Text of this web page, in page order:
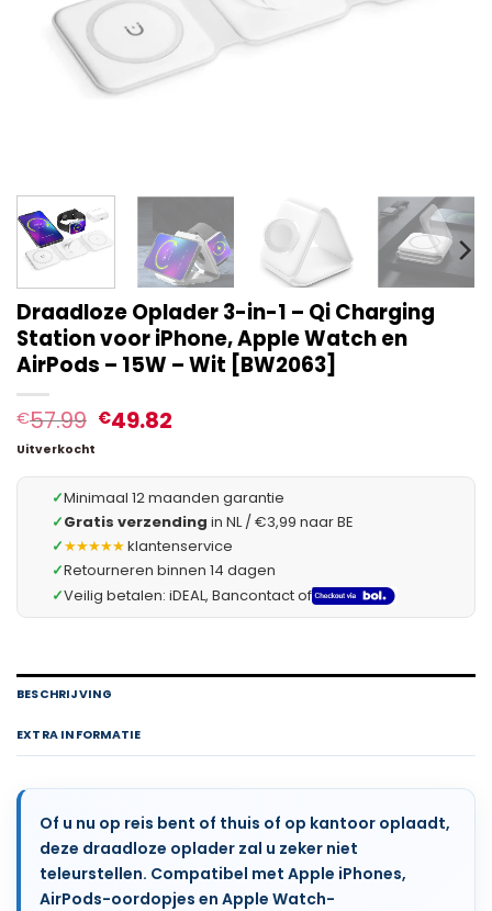
Draadloze Oplader 3-in-1 – Qi Charging
Station voor iPhone, Apple Watch en
AirPods – 15W – Wit [BW2063]
€57.99 €49.82
Uitverkocht
✓Minimaal 12 maanden garantie
✓Gratis verzending in NL / €3,99 naar BE
✓★★★★★klantenservice
✓Retourneren binnen 14 dagen
✓Veilig betalen: iDEAL, Bancontact of
BESCHRIJVING
EXTRA INFORMATIE
Of u nu op reis bent of thuis of op kantoor oplaadt,
deze draadloze oplader zal u zeker niet
teleurstellen. Compatibel met Apple iPhones,
AirPods-oordopjes en Apple Watch-